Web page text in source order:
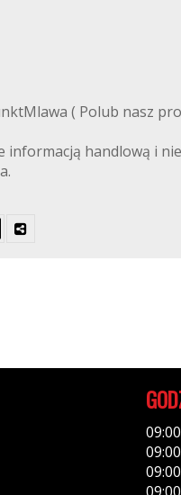
( Polub nasz
informacją handlową i